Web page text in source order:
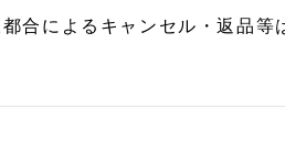
合によるキャンセル・返品